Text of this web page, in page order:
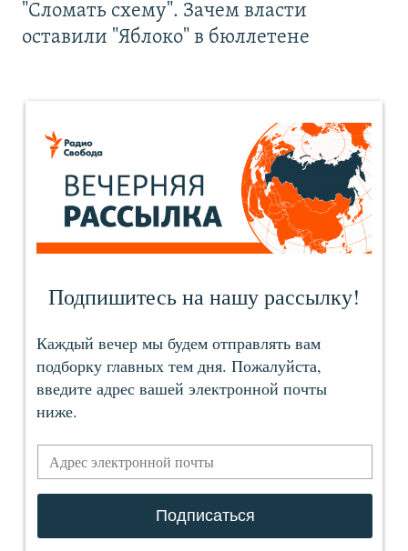
"Сломать схему". Зачем власти
оставили "Яблоко" в бюллетене